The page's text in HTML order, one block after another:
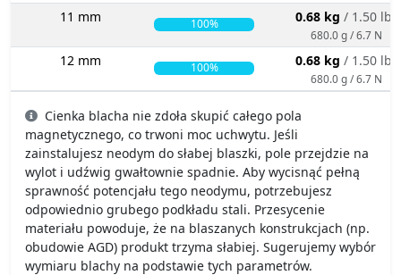
11 mm 100% 0.68 kg / 1.50 lbs
680.0 g / 6.7 N
12 mm 100% 0.68 kg / 1.50 lbs
680.0 g / 6.7 N
Cienka blacha nie zdoła skupić całego pola
magnetycznego, co trwoni moc uchwytu. Jeśli
zainstalujesz neodym do słabej blaszki, pole przejdzie na
wylot i udźwig gwałtownie spadnie. Aby wycisnąć pełną
sprawność potencjału tego neodymu, potrzebujesz
odpowiednio grubego podkładu stali. Przesycenie
materiału powoduje, że na blaszanych konstrukcjach (np.
obudowie AGD) produkt trzyma słabiej. Sugerujemy wybór
wymiaru blachy na podstawie tych parametrów.